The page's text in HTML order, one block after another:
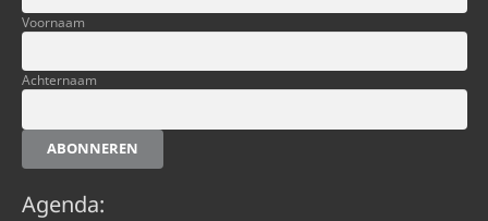
Voornaam
Achternaam
ABONNEREN
Agenda: